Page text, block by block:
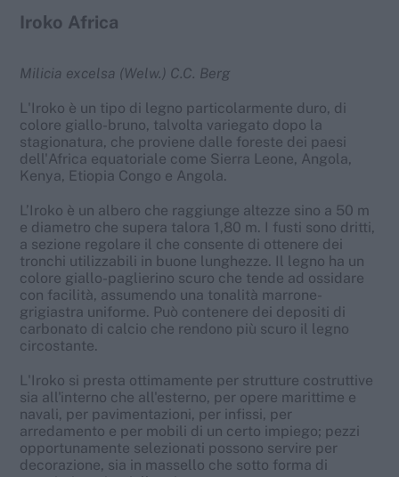
Iroko Africa
Milicia excelsa (Welw.) C.C. Berg
L'Iroko è un tipo di legno particolarmente duro, di
colore giallo-bruno, talvolta variegato dopo la
stagionatura, che proviene dalle foreste dei paesi
dell'Africa equatoriale come Sierra Leone, Angola,
Kenya, Etiopia Congo e Angola.
L’Iroko è un albero che raggiunge altezze sino a 50 m
e diametro che supera talora 1,80 m. I fusti sono dritti,
a sezione regolare il che consente di ottenere dei
tronchi utilizzabili in buone lunghezze. Il legno ha un
colore giallo-paglierino scuro che tende ad ossidare
con facilità, assumendo una tonalità marrone-
grigiastra uniforme. Può contenere dei depositi di
carbonato di calcio che rendono più scuro il legno
circostante.
L'Iroko si presta ottimamente per strutture costruttive
sia all'interno che all'esterno, per opere marittime e
navali, per pavimentazioni, per infissi, per
arredamento e per mobili di un certo impiego; pezzi
opportunamente selezionati possono servire per
decorazione, sia in massello che sotto forma di